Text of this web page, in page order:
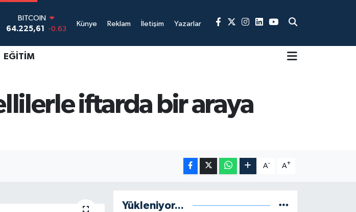
BITCOIN
64.225,61
-0.63
47,7143
EURO
64,2463
0.07
GRAM ALTIN
6510.40 0.45
Künye Reklam İletişim Yazarlar
EĞITIM
iftarda bir araya
A- A+
Yükleniyor...